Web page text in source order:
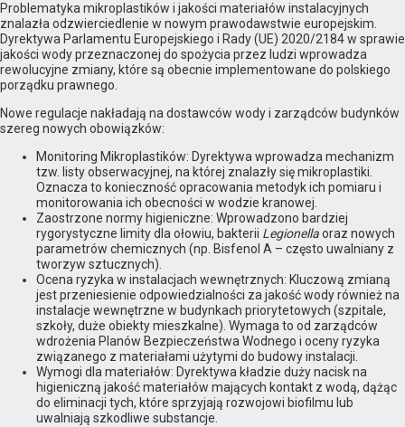
Problematyka mikroplastików i jakości materiałów instalacyjnych
znalazła odzwierciedlenie w nowym prawodawstwie europejskim.
Dyrektywa Parlamentu Europejskiego i Rady (UE) 2020/2184 w sprawie
jakości wody przeznaczonej do spożycia przez ludzi wprowadza
rewolucyjne zmiany, które są obecnie implementowane do polskiego
porządku prawnego.
Nowe regulacje nakładają na dostawców wody i zarządców budynków
szereg nowych obowiązków:
Monitoring Mikroplastików: Dyrektywa wprowadza mechanizm
tzw. listy obserwacyjnej, na której znalazły się mikroplastiki.
Oznacza to konieczność opracowania metodyk ich pomiaru i
monitorowania ich obecności w wodzie kranowej.
Zaostrzone normy higieniczne: Wprowadzono bardziej
rygorystyczne limity dla ołowiu, bakterii Legionellaoraz nowych
parametrów chemicznych (np. Bisfenol A – często uwalniany z
tworzyw sztucznych).
Ocena ryzyka w instalacjach wewnętrznych: Kluczową zmianą
jest przeniesienie odpowiedzialności za jakość wody również na
instalacje wewnętrzne w budynkach priorytetowych (szpitale,
szkoły, duże obiekty mieszkalne). Wymaga to od zarządców
wdrożenia Planów Bezpieczeństwa Wodnego i oceny ryzyka
związanego z materiałami użytymi do budowy instalacji.
Wymogi dla materiałów: Dyrektywa kładzie duży nacisk na
higieniczną jakość materiałów mających kontakt z wodą, dążąc
do eliminacji tych, które sprzyjają rozwojowi biofilmu lub
uwalniają szkodliwe substancje.